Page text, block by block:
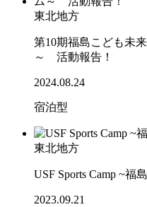
東北地方
第10期福島こども未
～ 活動報告！
2024.08.24
宿泊型
東北地方
USF Sports Camp ~
2023.09.21